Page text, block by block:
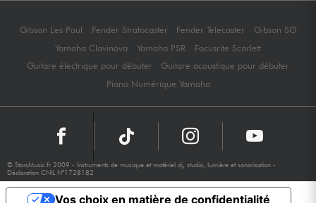
Gibson Les Paul Fender Stratocaster Fender Telecaster
Gibson SG
Yamaha Clavinova
Yamaha PSR
Focusrite Scarlett
Guitare électrique pour débuter
Guitare acoustique pour débuter
Piano Numérique Yamaha
© StarsMusic.fr 2009 - Instruments de musique et matériel dj, studio, lumière et sonorisation -
Déclaration CNIL N°1728182
Vos choix en matière de confidentialité